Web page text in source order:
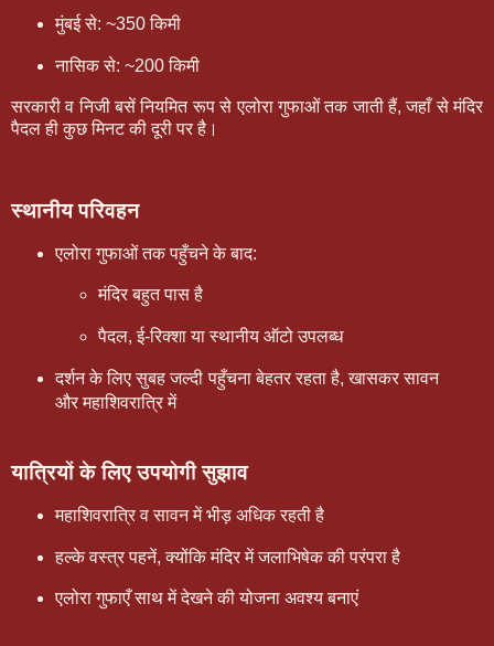
मुंबई से: ~350 किमी
नासिक से: ~200 किमी
सरकारी व निजी बसें नियमित रूप से एलोरा गुफाओं तक जाती हैं, जहाँ से मंदिर
पैदल ही कुछ मिनट की दूरी पर है।
स्थानीय परिवहन
एलोरा गुफाओं तक पहुँचने के बाद:
मंदिर बहुत पास है
पैदल, ई-रिक्शा या स्थानीय ऑटो उपलब्ध
दर्शन के लिए सुबह जल्दी पहुँचना बेहतर रहता है, खासकर सावन
और महाशिवरात्रि में
यात्रियों के लिए उपयोगी सुझाव
महाशिवरात्रि व सावन में भीड़ अधिक रहती है
हल्के वस्त्र पहनें, क्योंकि मंदिर में जलाभिषेक की परंपरा है
एलोरा गुफाएँ साथ में देखने की योजना अवश्य बनाएं